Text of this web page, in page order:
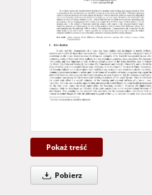
Pokaż treść
Pobierz